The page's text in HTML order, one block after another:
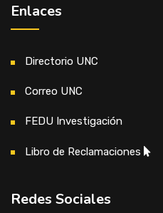
Enlaces
Directorio UNC
Correo UNC
FEDU Investigación
Libro de Reclamaciones
Redes Sociales